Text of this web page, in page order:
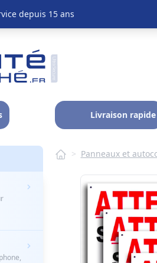
depuis 15 ans
Livraison rapide
> Panneaux et